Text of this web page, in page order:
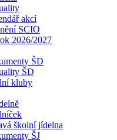
akcí
SCIO
2026/2027
ŠD
ŠD
kluby
školní jídelna
ŠJ